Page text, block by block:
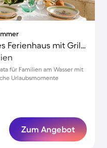
Familienfreundliches tolles Ferienhaus mit Grill, Garten und Terrasse | Strand in der Nähe
für Familien am Wasser mit
Urlaubsmomente
Zum Angebot